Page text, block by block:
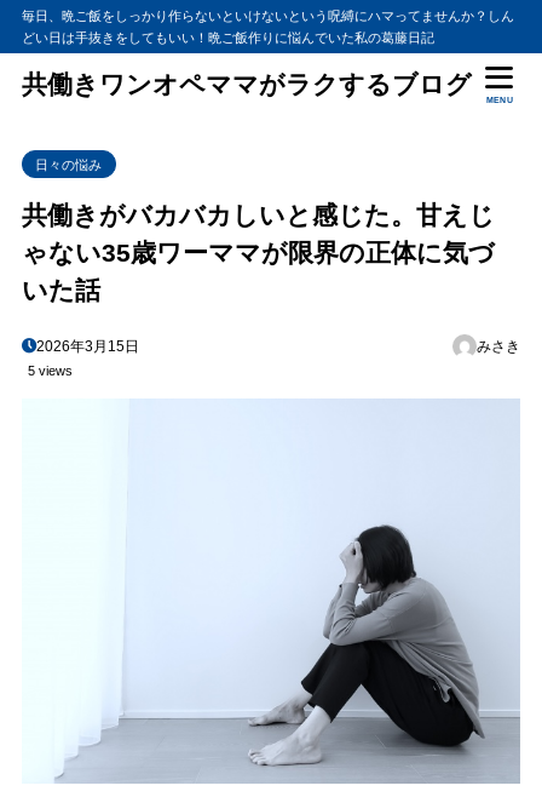
毎日、晩ご飯をしっかり作らないといけないという呪縛にハマってませんか？しん
どい日は手抜きをしてもいい！晩ご飯作りに悩んでいた私の葛藤日記
共働きワンオペママがラクするブログ
MENU
日々の悩み
共働きがバカバカしいと感じた。甘えじ
ゃない35歳ワーママが限界の正体に気づ
いた話
2026年3月15日 みさき
5 views